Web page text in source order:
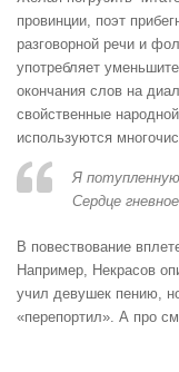
провинции, поэт
разговорной речи и
употребляет
окончания слов на
свойственные
используются
Я потупленную
Сердце
В повествование
Например, Некрасов
учил девушек пению,
«перепортил». А про